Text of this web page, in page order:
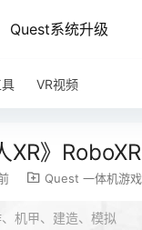
Quest系统升级
VR视频
XR》RoboXR
Quest 一体机游戏
机甲、建造、模拟